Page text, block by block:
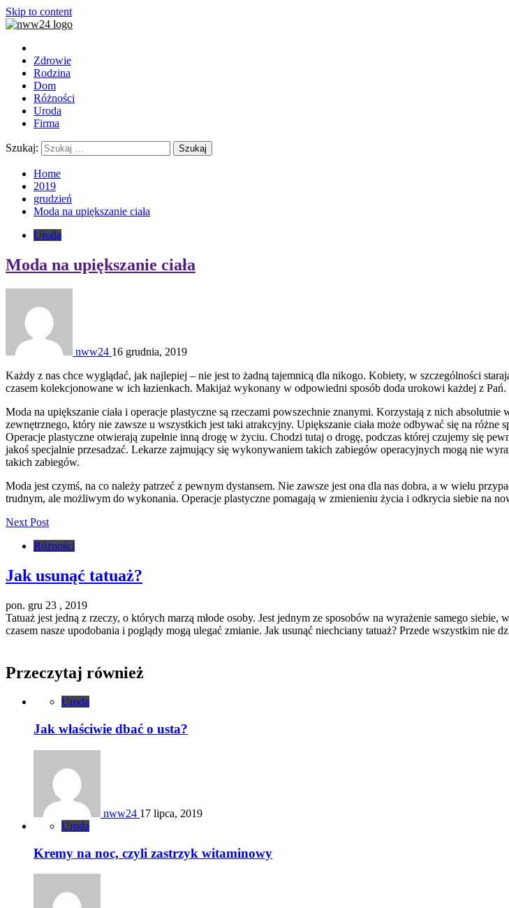
Skip to content
Zdrowie
Rodzina
Dom
Różności
Uroda
Firma
Szukaj:
Home
2019
grudzień
Moda na upiększanie ciała
Uroda
Moda na upiększanie ciała
nww24 16 grudnia, 2019
Każdy z nas chce wyglądać, jak najlepiej – nie jest to żadną tajemnicą dla nikogo. Kobiety, w szczególności
czasem kolekcjonowane w ich łazienkach. Makijaż wykonany w odpowiedni sposób doda urokowi każdej z Pań.
Moda na upiększanie ciała i operacje plastyczne są rzeczami powszechnie znanymi. Korzystają z nich
zewnętrznego, który nie zawsze u wszystkich jest taki atrakcyjny. Upiększanie ciała może odbywać się na
Operacje plastyczne otwierają zupełnie inną drogę w życiu. Chodzi tutaj o drogę, podczas której czujemy się
jakoś specjalnie przesadzać. Lekarze zajmujący się wykonywaniem takich zabiegów operacyjnych mogą nie
takich zabiegów.
Moda jest czymś, na co należy patrzeć z pewnym dystansem. Nie zawsze jest ona dla nas dobra, a w wielu
trudnym, ale możliwym do wykonania. Operacje plastyczne pomagają w zmienieniu życia i odkrycia siebie na
Next Post
Różności
Jak usunąć tatuaż?
pon. gru 23 , 2019
Tatuaż jest jedną z rzeczy, o których marzą młode osoby. Jest jednym ze sposobów na wyrażenie samego
czasem nasze upodobania i poglądy mogą ulegać zmianie. Jak usunąć niechciany tatuaż? Przede wszystkim nie
Przeczytaj również
Uroda
Jak właściwie dbać o usta?
nww24 17 lipca, 2019
Uroda
Kremy na noc, czyli zastrzyk witaminowy